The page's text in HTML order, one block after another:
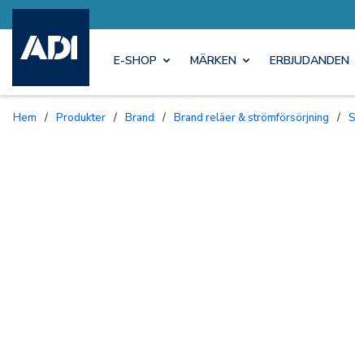
E-SHOP MÄRKEN ERBJUDANDEN
Hem / Produkter / Brand / Brand reläer & strömförsörjning /